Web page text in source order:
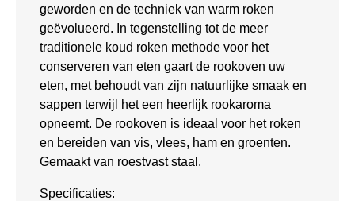
geworden en de techniek van warm roken
geëvolueerd. In tegenstelling tot de meer
traditionele koud roken methode voor het
conserveren van eten gaart de rookoven uw
eten, met behoudt van zijn natuurlijke smaak en
sappen terwijl het een heerlijk rookaroma
opneemt. De rookoven is ideaal voor het roken
en bereiden van vis, vlees, ham en groenten.
Gemaakt van roestvast staal.
Specificaties: